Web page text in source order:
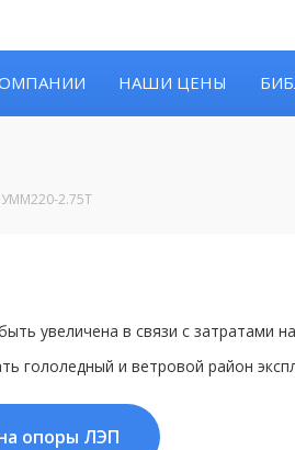
НАШИ ЦЕНЫ
2.75Т
увеличена в связи с затратами
гололедный и ветровой район
опоры ЛЭП